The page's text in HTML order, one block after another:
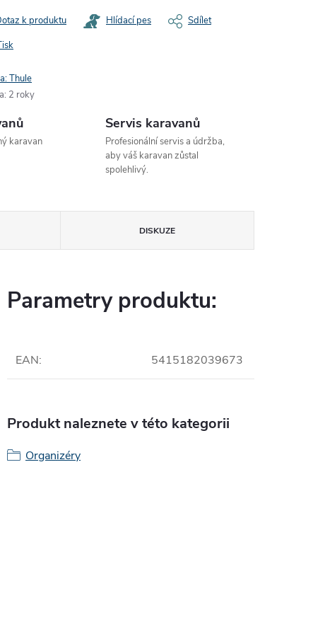
k produktu Hlídací pes Sdílet
Thule
: 2 roky
karavan
Servis karavanů
Profesionální servis a údržba,
aby váš karavan zůstal
spolehlivý.
DISKUZE
Parametry produktu:
EAN: 5415182039673
Produkt naleznete v této kategorii
Organizéry